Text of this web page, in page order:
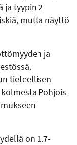
ja tyypin 2
mutta näyttö
ja
tieteellisen
Pohjois-
on 1.7-